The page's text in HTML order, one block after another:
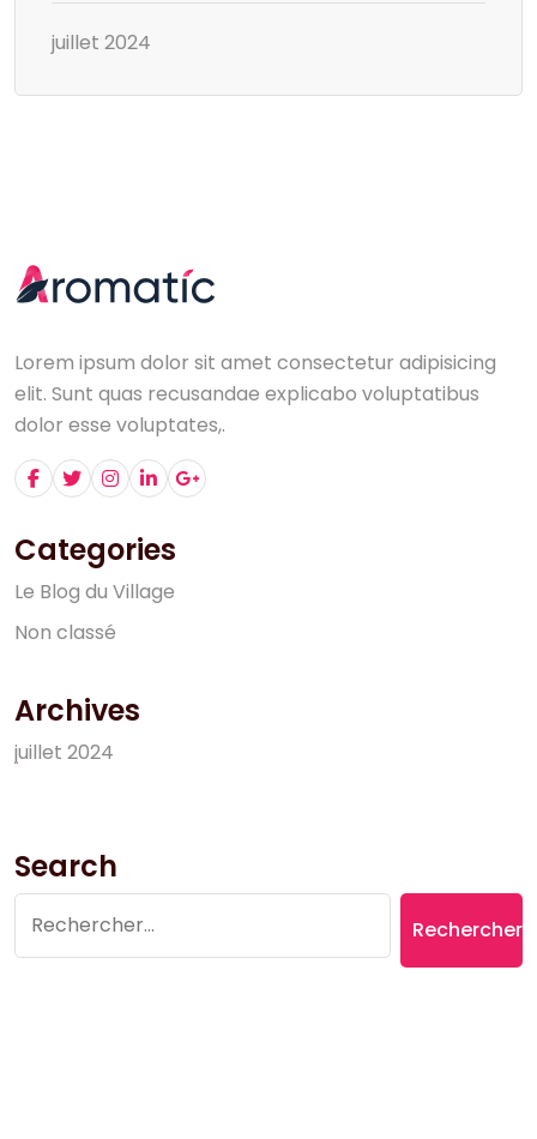
juillet 2024
Lorem ipsum dolor sit amet consectetur adipisicing
elit. Sunt quas recusandae explicabo voluptatibus
dolor esse voluptates,.
Categories
Le Blog du Village
Non classé
Archives
juillet 2024
Search